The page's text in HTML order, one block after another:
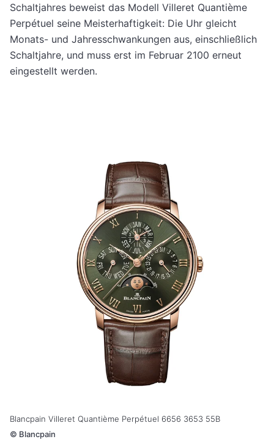
Schaltjahres beweist das Modell Villeret Quantième
Perpétuel seine Meisterhaftigkeit: Die Uhr gleicht
Monats- und Jahresschwankungen aus, einschließlich
Schaltjahre, und muss erst im Februar 2100 erneut
eingestellt werden.
Blancpain Villeret Quantième Perpétuel 6656 3653 55B
© Blancpain